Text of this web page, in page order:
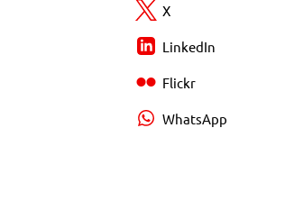
X
LinkedIn
Flickr
WhatsApp